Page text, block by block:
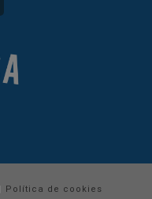
Política de cookies